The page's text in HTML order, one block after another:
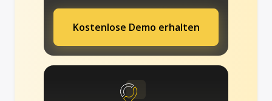
Kostenlose Demo erhalten